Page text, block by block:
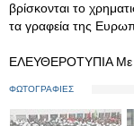
βρίσκονται το
τα γραφεία της
ΕΛΕΥΘΕΡΟΤΥΠΙΑ Με
ΦΩΤΟΓΡΑΦΙΕΣ